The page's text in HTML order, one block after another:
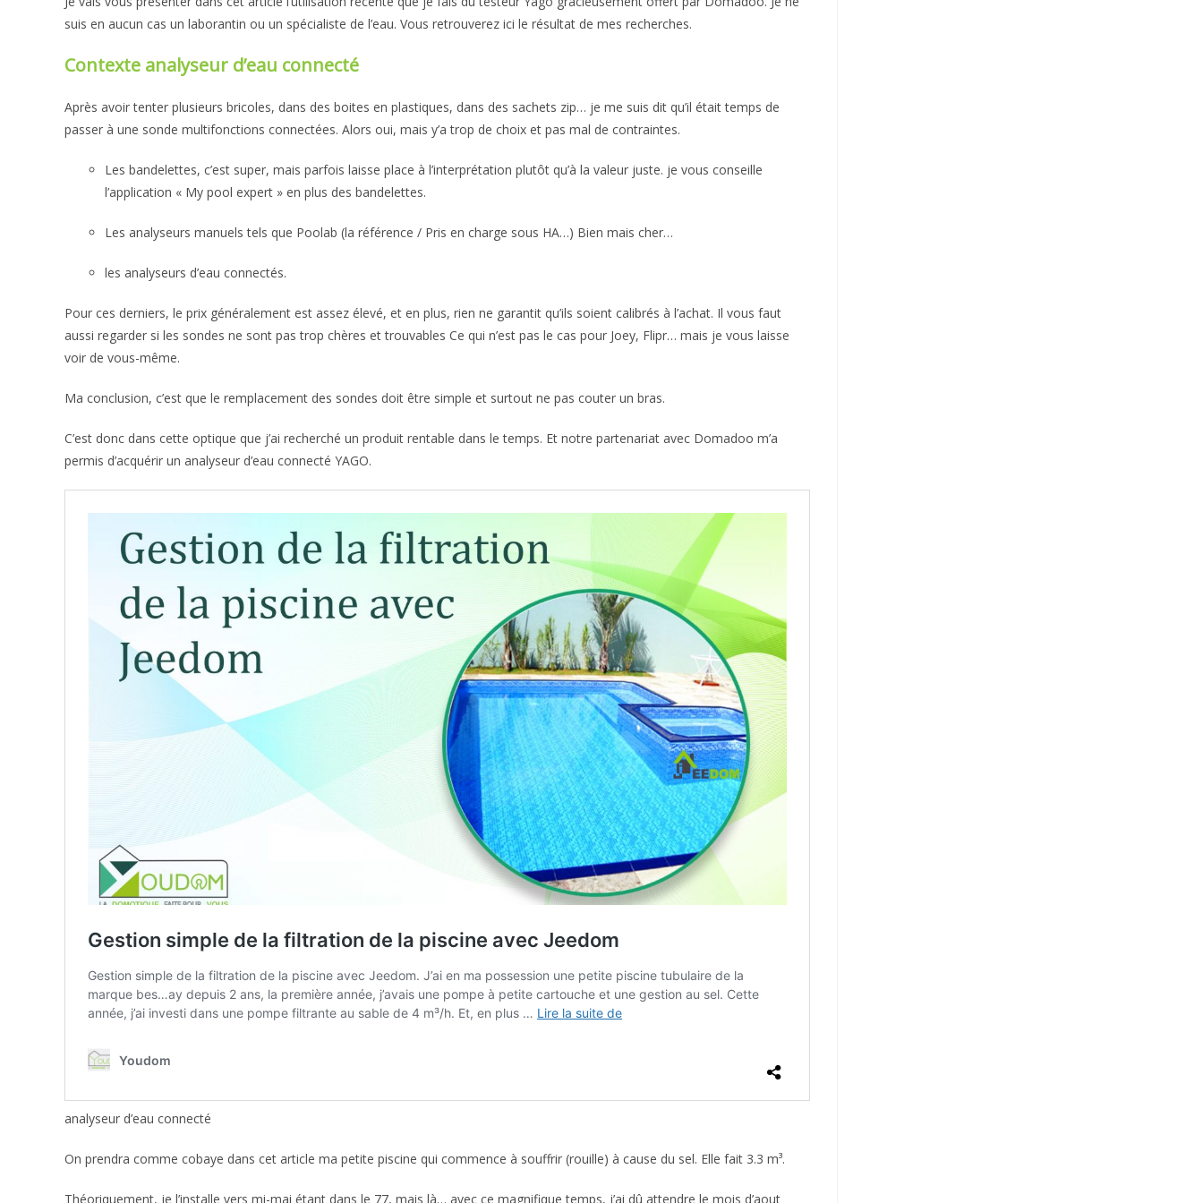
suis en aucun cas un laborantin ou un spécialiste de l’eau. Vous retrouverez ici le résultat de mes recherches.
Contexte analyseur d’eau connecté
Après avoir tenter plusieurs bricoles, dans des boites en plastiques, dans des sachets zip… je me suis dit qu’il était temps de
passer à une sonde multifonctions connectées. Alors oui, mais y’a trop de choix et pas mal de contraintes.
Les bandelettes, c’est super, mais parfois laisse place à l’interprétation plutôt qu’à la valeur juste. je vous conseille
l’application « My pool expert » en plus des bandelettes.
Les analyseurs manuels tels que Poolab (la référence / Pris en charge sous HA…) Bien mais cher…
les analyseurs d’eau connectés.
Pour ces derniers, le prix généralement est assez élevé, et en plus, rien ne garantit qu’ils soient calibrés à l’achat. Il vous faut
aussi regarder si les sondes ne sont pas trop chères et trouvables Ce qui n’est pas le cas pour Joey, Flipr… mais je vous laisse
voir de vous-même.
Ma conclusion, c’est que le remplacement des sondes doit être simple et surtout ne pas couter un bras.
C’est donc dans cette optique que j’ai recherché un produit rentable dans le temps. Et notre partenariat avec Domadoo m’a
permis d’acquérir un analyseur d’eau connecté YAGO.
analyseur d’eau connecté
On prendra comme cobaye dans cet article ma petite piscine qui commence à souffrir (rouille) à cause du sel. Elle fait 3.3 m³.
Théoriquement, je l’installe vers mi-mai étant dans le 77, mais là… avec ce magnifique temps, j’ai dû attendre le mois d’aout